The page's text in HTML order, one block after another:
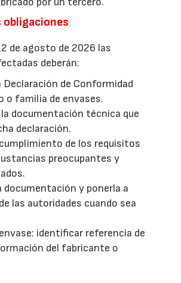
obligaciones
de agosto de 2026 las
deberán:
Declaración de Conformidad
o familia de envases.
la documentación técnica que
declaración.
de los requisitos
preocupantes y
documentación y ponerla a
las autoridades cuando sea
identificar referencia de
del fabricante o